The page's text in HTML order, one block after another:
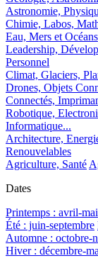
Astronomie,
Chimie, Labos,
Eau, Mers et Océans
Leadership,
Personnel
Climat, Glaciers,
Drones, Objets
Connectés,
Robotique,
Informatique...
Architecture,
Renouvelables
Agriculture, Santé
Dates
Printemps : avril-mai
Été : juin-septembre
Automne : octobre-
Hiver : décembre-